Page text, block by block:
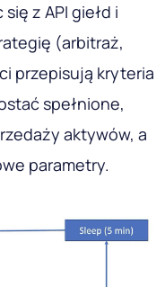
z API giełd i
(arbitraż,
przepisują kryteria
spełnione,
aktywów, a
parametry.